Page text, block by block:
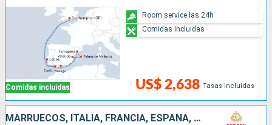
Comidas incluidas US$ 2,638 Tasas incluidas
Room service las 24h
Comidas incluidas
MARRUECOS, ITALIA, FRANCIA, ESPAÑA, REINO UNIDO